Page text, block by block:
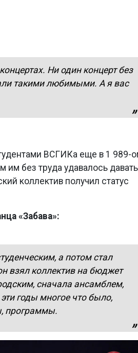
Ни один концерт без
такими любимыми. А я вас
ВСГИКа еще в 1 989-
им без труда удавалось давать
коллектив получил статус
«Забава»:
а потом стал
взял коллектив на бюджет
сначала ансамблем,
годы многое что было,
программы.